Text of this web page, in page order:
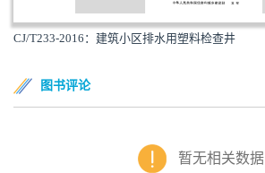
CJ/T233-2016：建筑小区排水用塑料检查井
图书评论
暂无相关数据